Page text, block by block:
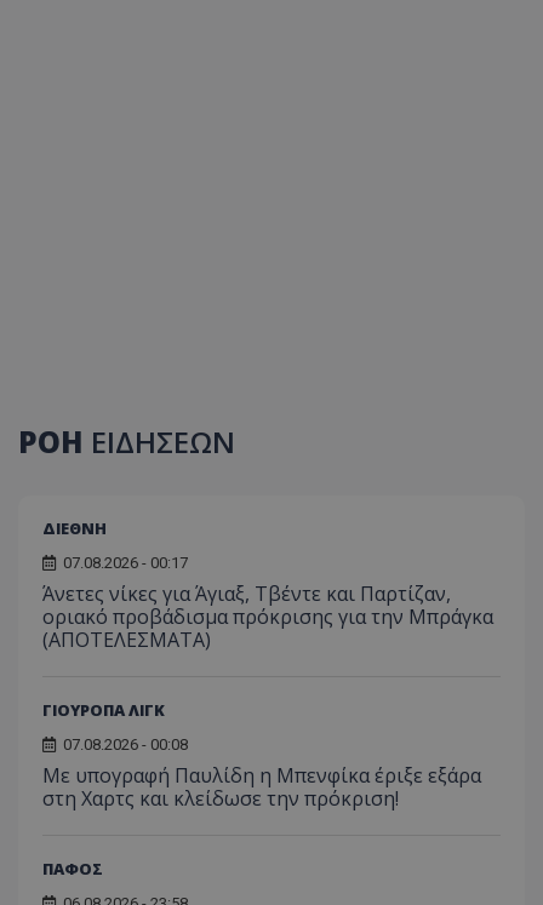
ΡΟΗ ΕΙΔΗΣΕΩΝ
ΔΙΕΘΝΗ
07.08.2026 - 00:17
Άνετες νίκες για Άγιαξ, Τβέντε και Παρτίζαν,
οριακό προβάδισμα πρόκρισης για την Μπράγκα
(ΑΠΟΤΕΛΕΣΜΑΤΑ)
ΓΙΟΥΡΟΠΑ ΛΙΓΚ
07.08.2026 - 00:08
Με υπογραφή Παυλίδη η Μπενφίκα έριξε εξάρα
στη Χαρτς και κλείδωσε την πρόκριση!
ΠΑΦΟΣ